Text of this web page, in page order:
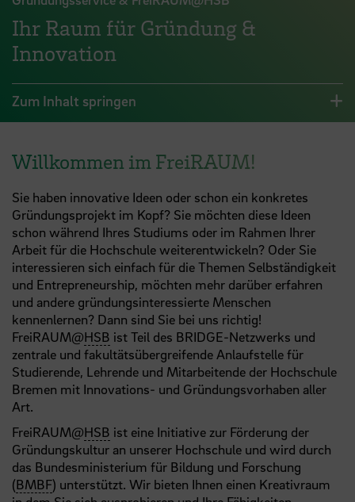
Ihr Raum für Gründung &
Innovation
Zum Inhalt springen
Willkommen im FreiRAUM!
Sie haben innovative Ideen oder schon ein konkretes
Gründungsprojekt im Kopf? Sie möchten diese Ideen
schon während Ihres Studiums oder im Rahmen Ihrer
Arbeit für die Hochschule weiterentwickeln? Oder Sie
interessieren sich einfach für die Themen Selbständigkeit
und Entrepreneurship, möchten mehr darüber erfahren
und andere gründungsinteressierte Menschen
kennenlernen? Dann sind Sie bei uns richtig!
FreiRAUM@HSB ist Teil des BRIDGE-Netzwerks und
zentrale und fakultätsübergreifende Anlaufstelle für
Studierende, Lehrende und Mitarbeitende der Hochschule
Bremen mit Innovations- und Gründungsvorhaben aller
Art.
FreiRAUM@HSB ist eine Initiative zur Förderung der
Gründungskultur an unserer Hochschule und wird durch
das Bundesministerium für Bildung und Forschung
(BMBF) unterstützt. Wir bieten Ihnen einen Kreativraum